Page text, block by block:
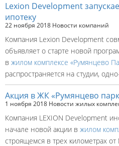
Lexion Development
ипотеку
22 ноября 2018 Новости компаний
Компания Lexion Development
объявляет о старте новой
в жилом комплексе «Румянцево
распространяется на студии,
Акция в ЖК «Румянцево
1 ноября 2018 Новости жилых
Компания LEXION Development
начале новой акции в жилом
строящемся в трех километрах